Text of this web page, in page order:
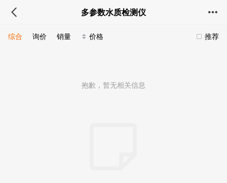
多参数水质检测仪
推荐
综合 询价 销量 价格
抱歉，暂无相关信息